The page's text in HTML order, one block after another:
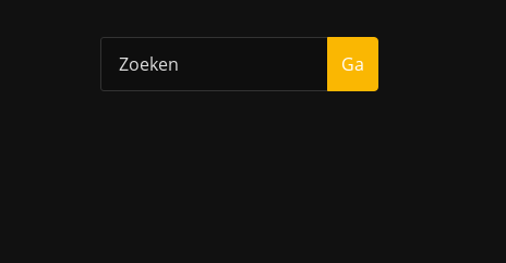
Ga